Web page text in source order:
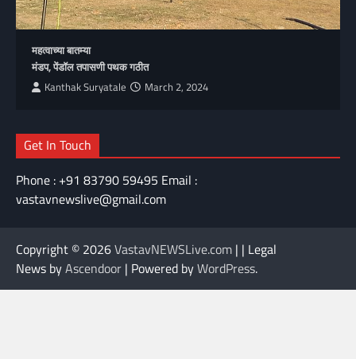
महत्वाच्या बातम्या
मंडप, पेंडॉल तपासणी पथक गठीत
Kanthak Suryatale March 2, 2024
Get In Touch
Phone : +91 83790 59495 Email :
vastavnewslive@gmail.com
Copyright © 2026VastavNEWSLive.com | | Legal
News byAscendoor | Powered byWordPress.